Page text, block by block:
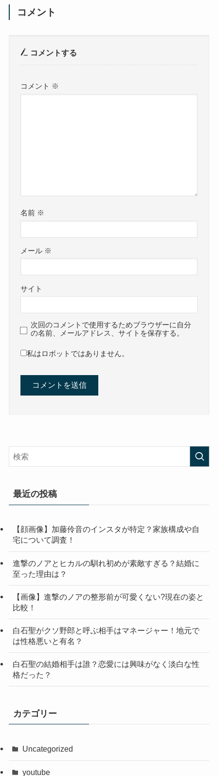
コメント
コメントする
コメント ※
名前 ※
メール ※
サイト
次回のコメントで使用するためブラウザーに自分
の名前、メールアドレス、サイトを保存する。
私はロボットではありません。
最近の投稿
【顔画像】加藤伶音のインスタが特定？家族構成や自
宅について調査！
進撃のノアとヒカルの馴れ初めが素敵すぎる？結婚に
至った理由は？
【画像】進撃のノアの整形前が可愛くない?現在の姿と
比較！
白石聖がクソ野郎と呼ぶ相手はマネージャー！地元で
は性格悪いと有名？
白石聖の結婚相手は誰？恋愛には興味がなく淡白な性
格だった？
カテゴリー
Uncategorized
youtube